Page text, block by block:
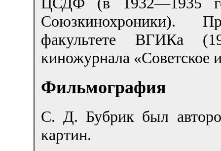
Союзкинохроники).
факультете ВГИКа
киножурнала «Советское
Фильмография
С. Д. Бубрик был
картин.